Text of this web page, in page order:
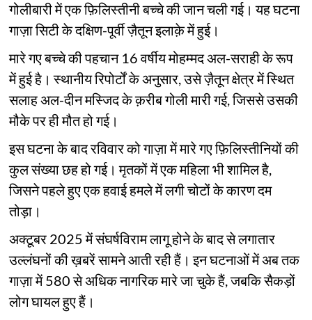
गोलीबारी में एक फ़िलिस्तीनी बच्चे की जान चली गई। यह घटना
गाज़ा सिटी के दक्षिण-पूर्वी ज़ैतून इलाक़े में हुई।
मारे गए बच्चे की पहचान 16 वर्षीय मोहम्मद अल-सराही के रूप
में हुई है। स्थानीय रिपोर्टों के अनुसार, उसे ज़ैतून क्षेत्र में स्थित
सलाह अल-दीन मस्जिद के क़रीब गोली मारी गई, जिससे उसकी
मौके पर ही मौत हो गई।
इस घटना के बाद रविवार को गाज़ा में मारे गए फ़िलिस्तीनियों की
कुल संख्या छह हो गई। मृतकों में एक महिला भी शामिल है,
जिसने पहले हुए एक हवाई हमले में लगी चोटों के कारण दम
तोड़ा।
अक्टूबर 2025 में संघर्षविराम लागू होने के बाद से लगातार
उल्लंघनों की ख़बरें सामने आती रही हैं। इन घटनाओं में अब तक
गाज़ा में 580 से अधिक नागरिक मारे जा चुके हैं, जबकि सैकड़ों
लोग घायल हुए हैं।